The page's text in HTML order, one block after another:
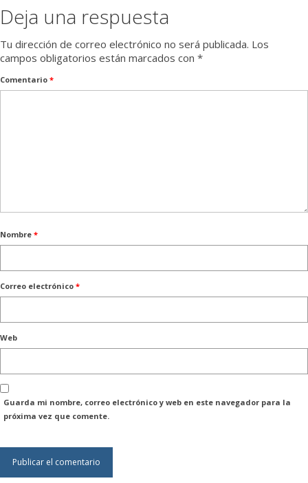
Deja una respuesta
Tu dirección de correo electrónico no será publicada. Los
campos obligatorios están marcados con *
Comentario *
Nombre *
Correo electrónico *
Web
Guarda mi nombre, correo electrónico y web en este navegador para la
próxima vez que comente.